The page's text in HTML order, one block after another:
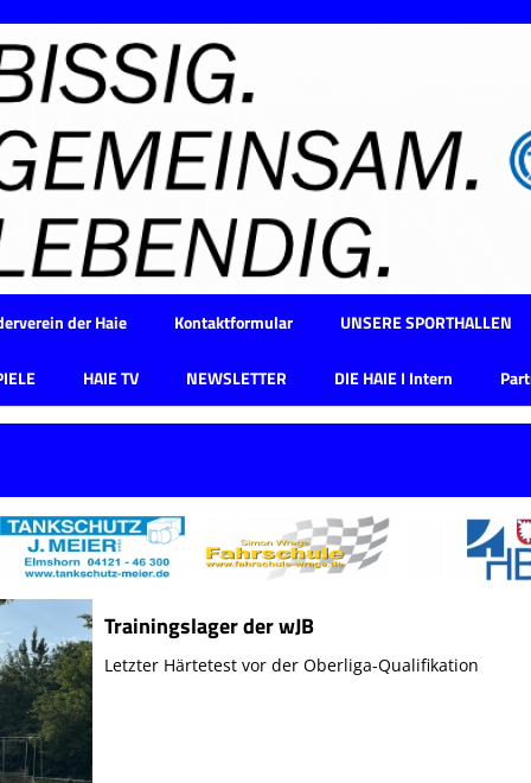
der Haie Kontaktformular UNSERE SPORTHALLEN
HAIE TV NEWSLETTER DIE HAIE I Intern
Trainingslager der wJB
Letzter Härtetest vor der Oberliga-Qualifikation